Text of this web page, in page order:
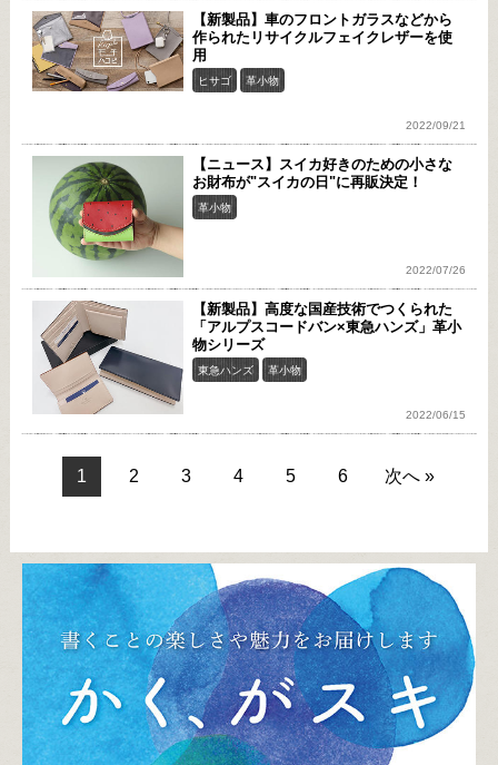
【新製品】車のフロントガラスなどから
作られたリサイクルフェイクレザーを使
用
ヒサゴ 革小物
2022/09/21
【ニュース】スイカ好きのための小さな
お財布が"スイカの日"に再販決定！
革小物
2022/07/26
【新製品】高度な国産技術でつくられた
「アルプスコードバン×東急ハンズ」革小
物シリーズ
東急ハンズ 革小物
2022/06/15
1 2 3 4 5 6 次へ »